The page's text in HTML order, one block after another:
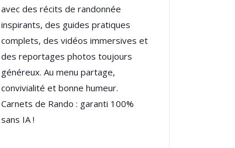
avec des récits de randonnée
inspirants, des guides pratiques
complets, des vidéos immersives et
des reportages photos toujours
généreux. Au menu partage,
convivialité et bonne humeur.
Carnets de Rando : garanti 100%
sans IA !